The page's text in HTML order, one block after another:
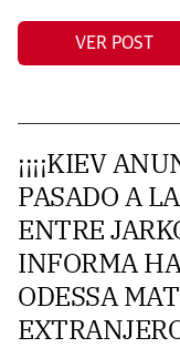
VER POST
¡¡¡¡KIEV
PASADO A
ENTRE
INFORMA
ODESSA